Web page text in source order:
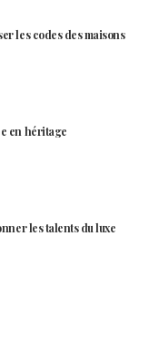
les codes des maisons
en héritage
les talents du luxe